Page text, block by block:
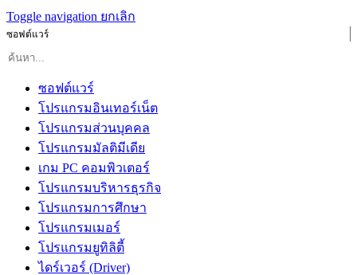
Toggle navigation ยกเลิก
ซอฟต์แวร์
ซอฟต์แวร์
โปรแกรมอินเทอร์เน็ต
โปรแกรมส่วนบุคคล
โปรแกรมมัลติมีเดีย
เกม PC คอมพิวเตอร์
โปรแกรมบริหารธุรกิจ
โปรแกรมการศึกษา
โปรแกรมเมอร์
โปรแกรมยูทิลิตี้
ไดร์เวอร์ (Driver)